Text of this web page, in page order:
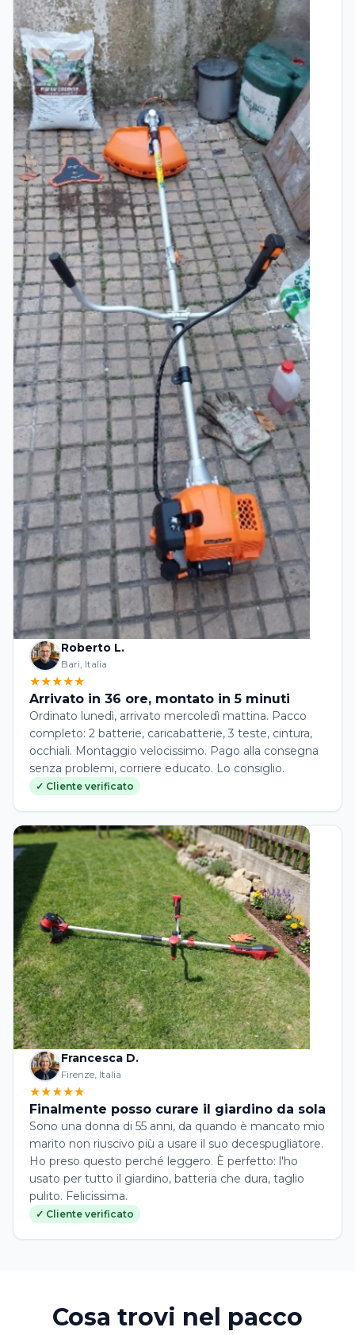
Roberto L.
Bari, Italia
★★★★★
Arrivato in 36 ore, montato in 5 minuti
Ordinato lunedì, arrivato mercoledì mattina. Pacco
completo: 2 batterie, caricabatterie, 3 teste, cintura,
occhiali. Montaggio velocissimo. Pago alla consegna
senza problemi, corriere educato. Lo consiglio.
✓ Cliente verificato
Francesca D.
Firenze, Italia
★★★★★
Finalmente posso curare il giardino da sola
Sono una donna di 55 anni, da quando è mancato mio
marito non riuscivo più a usare il suo decespugliatore.
Ho preso questo perché leggero. È perfetto: l'ho
usato per tutto il giardino, batteria che dura, taglio
pulito. Felicissima.
✓ Cliente verificato
Cosa trovi nel pacco